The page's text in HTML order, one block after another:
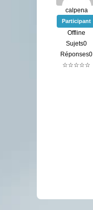
calpena
Participant
Offline
Sujets0
Réponses0
☆☆☆☆☆